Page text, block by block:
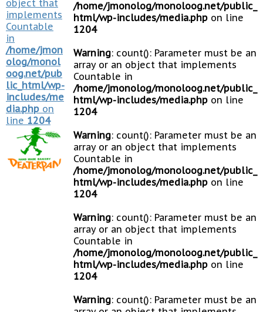
object that
implements
Countable
in
/home/jmon
olog/monol
oog.net/pub
lic_html/wp-
includes/me
dia.php on
line 1204
/home/jmonolog/monoloog.net/public_
html/wp-includes/media.php on line
1204
Warning: count(): Parameter must be an
array or an object that implements
Countable in
/home/jmonolog/monoloog.net/public_
html/wp-includes/media.php on line
1204
Warning: count(): Parameter must be an
array or an object that implements
Countable in
/home/jmonolog/monoloog.net/public_
html/wp-includes/media.php on line
1204
Warning: count(): Parameter must be an
array or an object that implements
Countable in
/home/jmonolog/monoloog.net/public_
html/wp-includes/media.php on line
1204
Warning: count(): Parameter must be an